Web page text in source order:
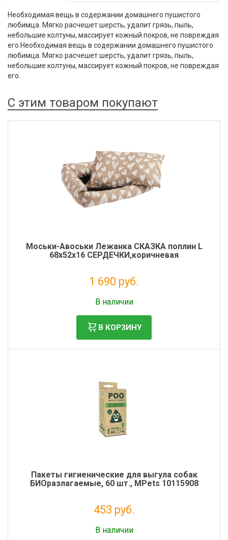
Необходимая вещь в содержании домашнего пушистого
любимца. Мягко расчешет шерсть, удалит грязь, пыль,
небольшие колтуны, массирует кожный покров, не повреждая
его.Необходимая вещь в содержании домашнего пушистого
любимца. Мягко расчешет шерсть, удалит грязь, пыль,
небольшие колтуны, массирует кожный покров, не повреждая
его.
С этим товаром покупают
Моськи-Авоськи Лежанка СКАЗКА поплин L
68х52х16 СЕРДЕЧКИ,коричневая
1 690 руб.
В наличии
В КОРЗИНУ
Пакеты гигиенические для выгула собак
БИОразлагаемые, 60 шт., MPets 10115908
453 руб.
В наличии